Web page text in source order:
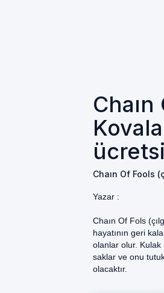
Chaın
Chaın Of Fools
Yazar :
Chaın Of Fols
hayatının geri
olanlar olur.
saklar ve onu
olacaktır.